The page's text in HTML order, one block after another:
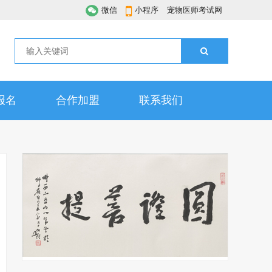
微信 小程序 宠物医师考试网
名 合作加盟 联系我们